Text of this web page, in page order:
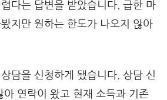
다는 답변을 받았습니다. 급한 마
지만 원하는 한도가 나오지 않아
담을 신청하게 됐습니다. 상담 신
아 연락이 왔고 현재 소득과 기존